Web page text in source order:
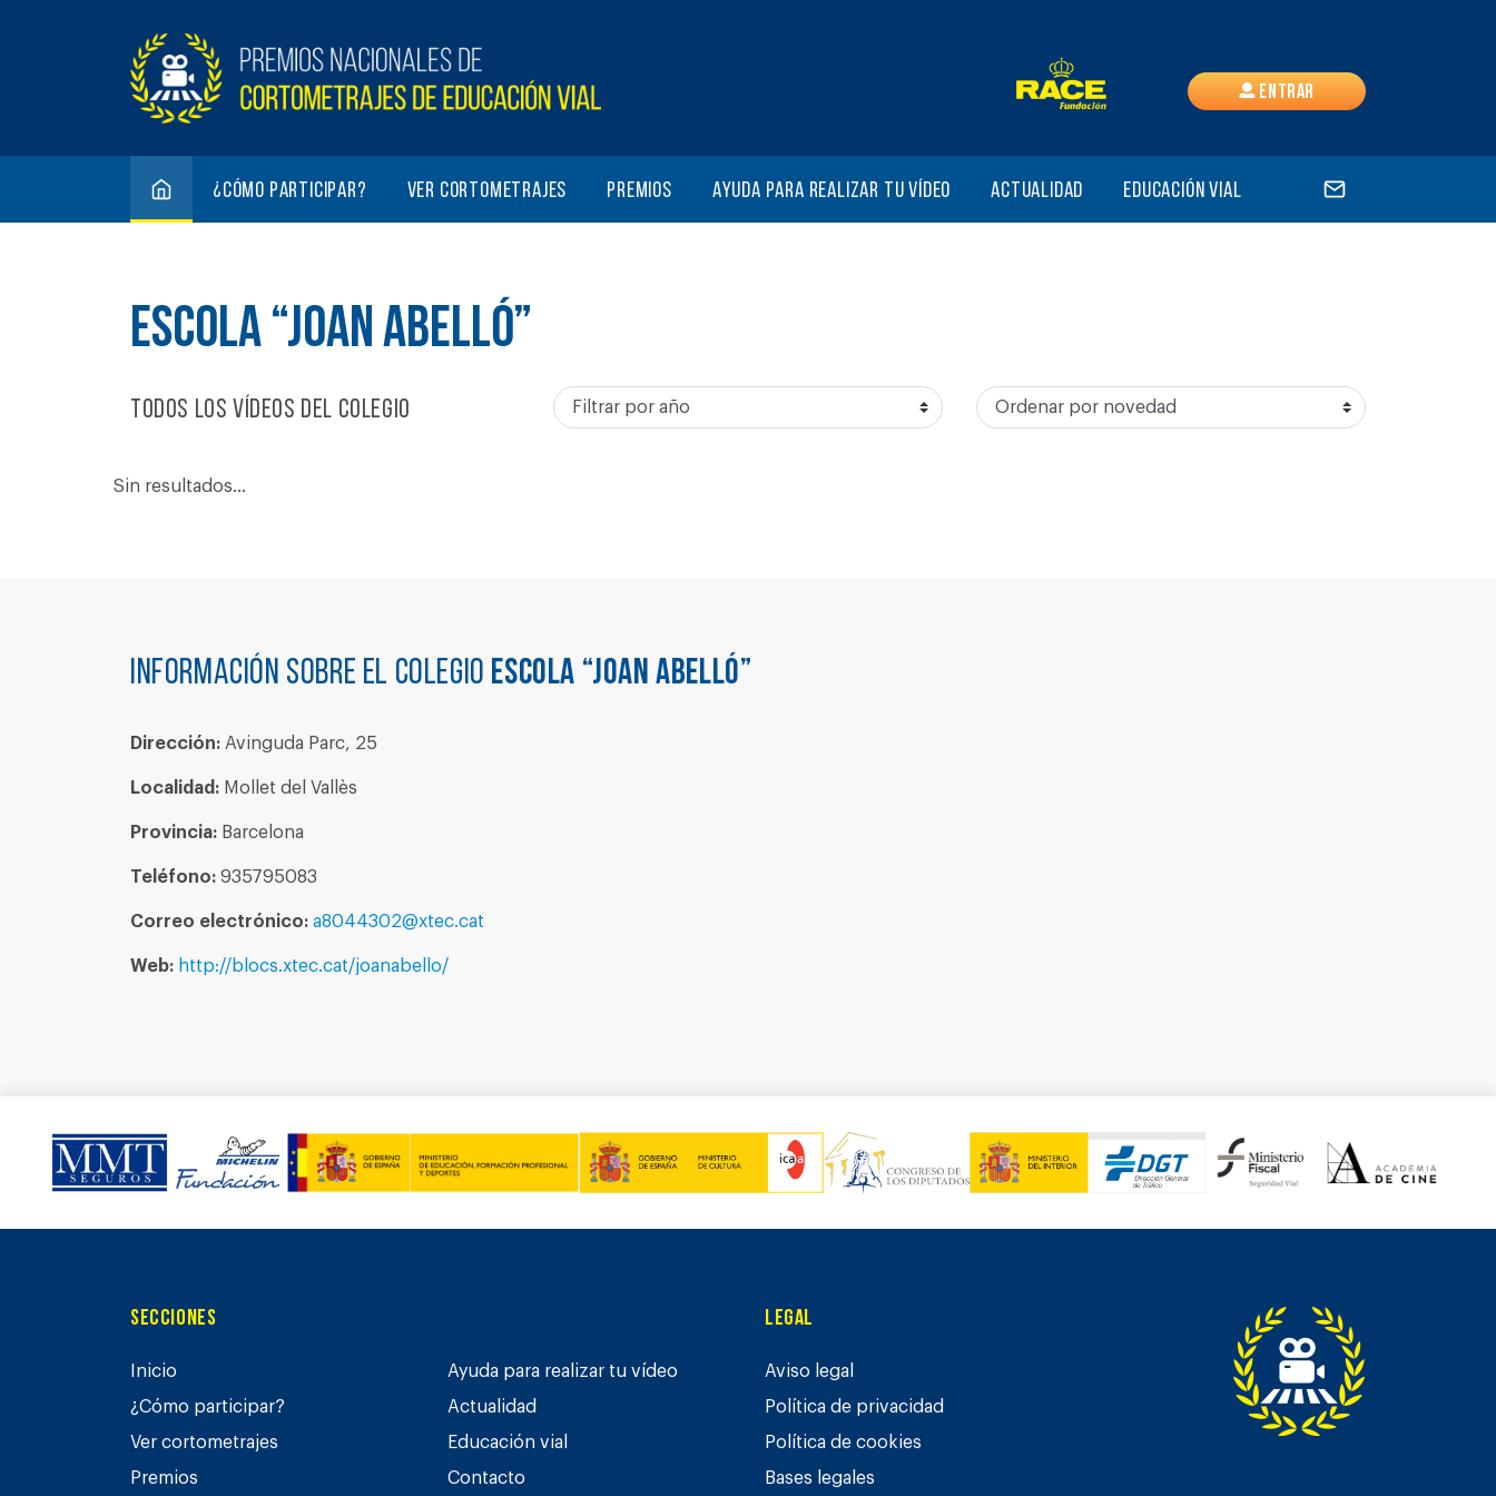
Entrar
¿Cómo participar? Ver cortometrajes Premios Ayuda para realizar tu vídeo Actualidad Educación vial
ESCOLA “JOAN ABELLÓ”
Todos los vídeos del colegio
Sin resultados...
Información sobre el colegio ESCOLA “JOAN ABELLÓ”
Dirección: Avinguda Parc, 25
Localidad: Mollet del Vallès
Provincia: Barcelona
Teléfono: 935795083
Correo electrónico: a8044302@xtec.cat
Web: http://blocs.xtec.cat/joanabello/
Secciones
Inicio
¿Cómo participar?
Ver cortometrajes
Premios
Ayuda para realizar tu vídeo
Actualidad
Educación vial
Contacto
Legal
Aviso legal
Política de privacidad
Política de cookies
Bases legales